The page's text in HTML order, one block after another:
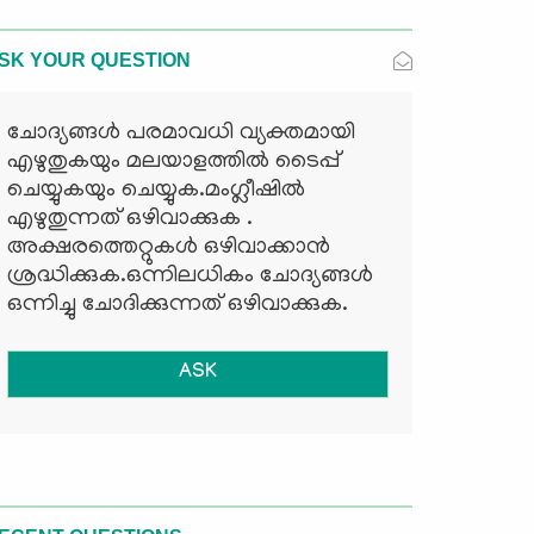
YOUR QUESTION
ചോദ്യങ്ങള്‍ പരമാവധി വ്യക്തമായി
എഴുതുകയും മലയാളത്തില്‍ ടൈപ്പ്
ചെയ്യുകയും ചെയ്യുക.മംഗ്ലീഷില്‍
എഴുതുന്നത് ഒഴിവാക്കുക .
അക്ഷരത്തെറ്റുകള്‍ ഒഴിവാക്കാന്‍
ശ്രദ്ധിക്കുക.ഒന്നിലധികം ചോദ്യങ്ങള്‍
ഒന്നിച്ചു ചോദിക്കുന്നത് ഒഴിവാക്കുക.
ASK